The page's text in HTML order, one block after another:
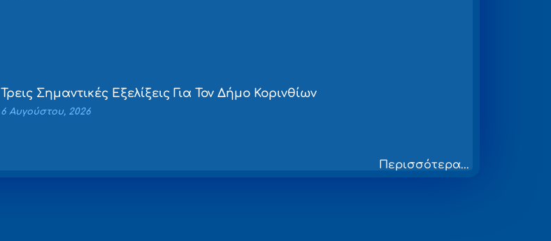
Τρεις Σημαντικές Εξελίξεις Για Τον Δήμο Κορινθίων
6 Αυγούστου, 2026
Περισσότερα...